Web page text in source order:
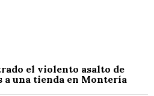
el violento asalto de
a una tienda en Montería